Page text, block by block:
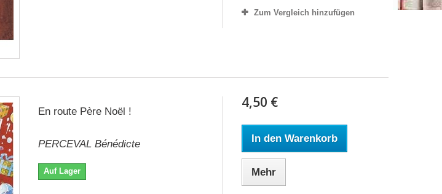
Zum Vergleich hinzufügen
En route Père Noël !
PERCEVAL Bénédicte
Auf Lager
4,50 €
In den Warenkorb
Mehr